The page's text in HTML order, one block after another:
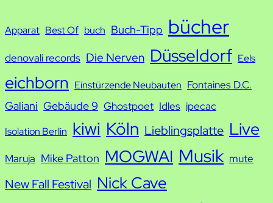
c
Apparat Best Of buch Buch-Tipp bücher
denovali records Die Nerven Düsseldorf Eels
eichborn Einstürzende Neubauten Fontaines D.C.
Galiani Gebäude 9 Ghostpoet Idles ipecac
Isolation Berlin kiwi Köln Lieblingsplatte Live
Maruja Mike Patton MOGWAI Musik mute
New Fall Festival Nick Cave